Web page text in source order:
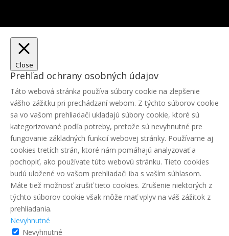
Close
Prehľad ochrany osobných údajov
Táto webová stránka používa súbory cookie na zlepšenie
vášho zážitku pri prechádzaní webom. Z týchto súborov cookie
sa vo vašom prehliadači ukladajú súbory cookie, ktoré sú
kategorizované podľa potreby, pretože sú nevyhnutné pre
fungovanie základných funkcií webovej stránky. Používame aj
cookies tretích strán, ktoré nám pomáhajú analyzovať a
pochopiť, ako používate túto webovú stránku. Tieto cookies
budú uložené vo vašom prehliadači iba s vaším súhlasom.
Máte tiež možnosť zrušiť tieto cookies. Zrušenie niektorých z
týchto súborov cookie však môže mať vplyv na váš zážitok z
prehliadania.
Nevyhnutné
Nevyhnutné